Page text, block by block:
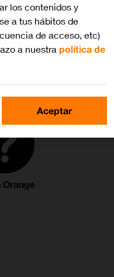
de
Orange
los contenidos y
a tus hábitos de
de acceso, etc)
a nuestrapolítica de
Aceptar